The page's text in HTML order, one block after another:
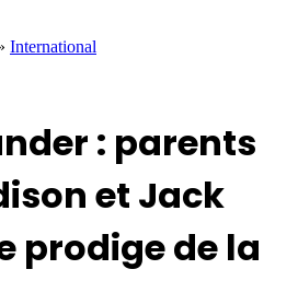
International
: parents
et Jack
prodige de la